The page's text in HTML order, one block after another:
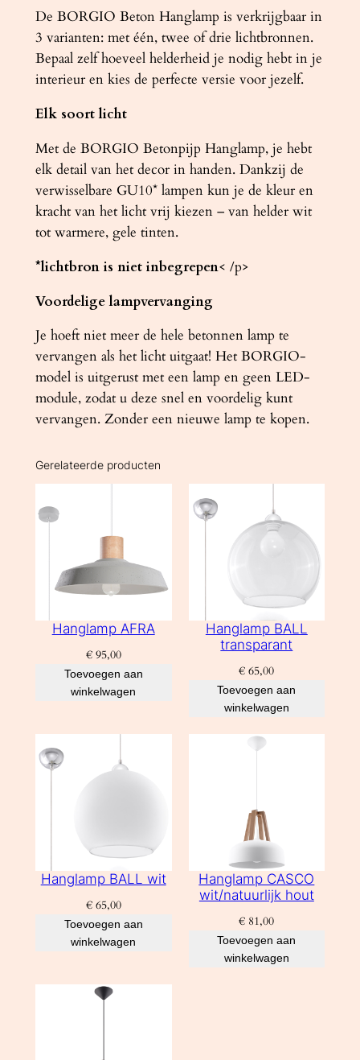
De BORGIO Beton Hanglamp is verkrijgbaar in
3 varianten: met één, twee of drie lichtbronnen.
Bepaal zelf hoeveel helderheid je nodig hebt in je
interieur en kies de perfecte versie voor jezelf.
Elk soort licht
Met de BORGIO Betonpijp Hanglamp, je hebt
elk detail van het decor in handen. Dankzij de
verwisselbare GU10* lampen kun je de kleur en
kracht van het licht vrij kiezen – van helder wit
tot warmere, gele tinten.
*lichtbron is niet inbegrepen< /p>
Voordelige lampvervanging
Je hoeft niet meer de hele betonnen lamp te
vervangen als het licht uitgaat! Het BORGIO-
model is uitgerust met een lamp en geen LED-
module, zodat u deze snel en voordelig kunt
vervangen. Zonder een nieuwe lamp te kopen.
Gerelateerde producten
Hanglamp AFRA
€95,00
Toevoegen aan
winkelwagen
Hanglamp BALL
transparant
€ 65,00
Toevoegen aan
winkelwagen
Hanglamp BALL wit
€65,00
Toevoegen aan
winkelwagen
Hanglamp CASCO
wit/natuurlijk hout
€ 81,00
Toevoegen aan
winkelwagen